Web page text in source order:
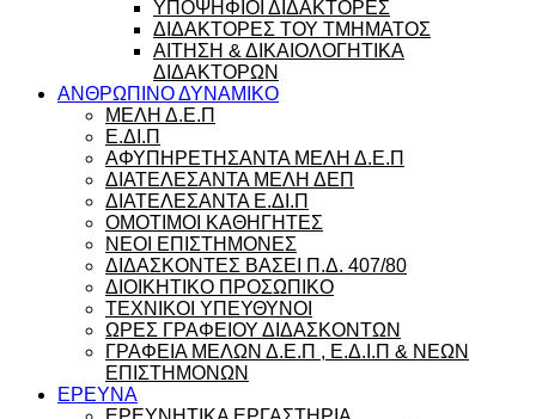
ΥΠΟΨΗΦΙΟΙ ΔΙΔΑΚΤΟΡΕΣ
ΔΙΔΑΚΤΟΡΕΣ ΤΟΥ ΤΜΗΜΑΤΟΣ
ΑΙΤΗΣΗ & ΔΙΚΑΙΟΛΟΓΗΤΙΚΑ
ΔΙΔΑΚΤΟΡΩΝ
ΑΝΘΡΩΠΙΝΟ ΔΥΝΑΜΙΚΟ
ΜΕΛΗ Δ.Ε.Π
Ε.ΔΙ.Π
ΑΦΥΠΗΡΕΤΗΣΑΝΤΑ ΜΕΛΗ Δ.Ε.Π
ΔΙΑΤΕΛΕΣΑΝΤΑ ΜΕΛΗ ΔΕΠ
ΔΙΑΤΕΛΕΣΑΝΤΑ Ε.ΔΙ.Π
ΟΜΟΤΙΜΟΙ ΚΑΘΗΓΗΤΕΣ
ΝΕΟΙ ΕΠΙΣΤΗΜΟΝΕΣ
ΔΙΔΑΣΚΟΝΤΕΣ ΒΑΣΕΙ Π.Δ. 407/80
ΔΙΟΙΚΗΤΙΚΟ ΠΡΟΣΩΠΙΚΟ
ΤΕΧΝΙΚΟΙ ΥΠΕΥΘΥΝΟΙ
ΩΡΕΣ ΓΡΑΦΕΙΟΥ ΔΙΔΑΣΚΟΝΤΩΝ
ΓΡΑΦΕΙΑ ΜΕΛΩΝ Δ.Ε.Π , Ε.Δ.Ι.Π & ΝΕΩΝ
ΕΠΙΣΤΗΜΟΝΩΝ
ΕΡΕΥΝΑ